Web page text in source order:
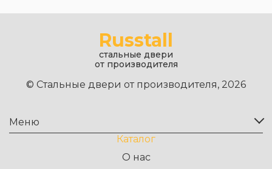
Russtall
стальные двери
от производителя
© Стальные двери от производителя, 2026
Меню
Каталог
О нас